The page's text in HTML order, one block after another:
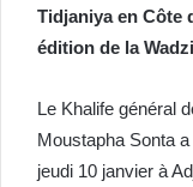
Tidjaniya en Côte
édition de la
Le Khalife général
Moustapha Sonta
jeudi 10 janvier à